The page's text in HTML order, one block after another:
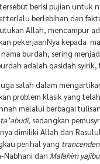
berisi pujian untuk
terlalu berlebihan dan
Allah, mencampur
pekerjaanNya kepada
burdah, sering
adalah qasidah
salah dalam
problem klasik yang
melalui berbagai
ta’abudi, sedangkan
dimiliki Allah dan
perihal yang
Nabhani dan Mafahim